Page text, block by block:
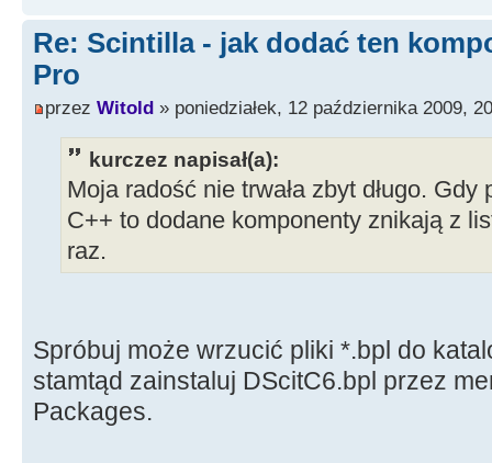
Re: Scintilla - jak dodać ten
Pro
przez Witold » poniedziałek, 12 października 2009,
kurczez napisał(a):
Moja radość nie trwała zbyt długo.
C++ to dodane komponenty znikają z
raz.
Spróbuj może wrzucić pliki *.bpl do
stamtąd zainstaluj DScitC6.bpl przez
Packages.